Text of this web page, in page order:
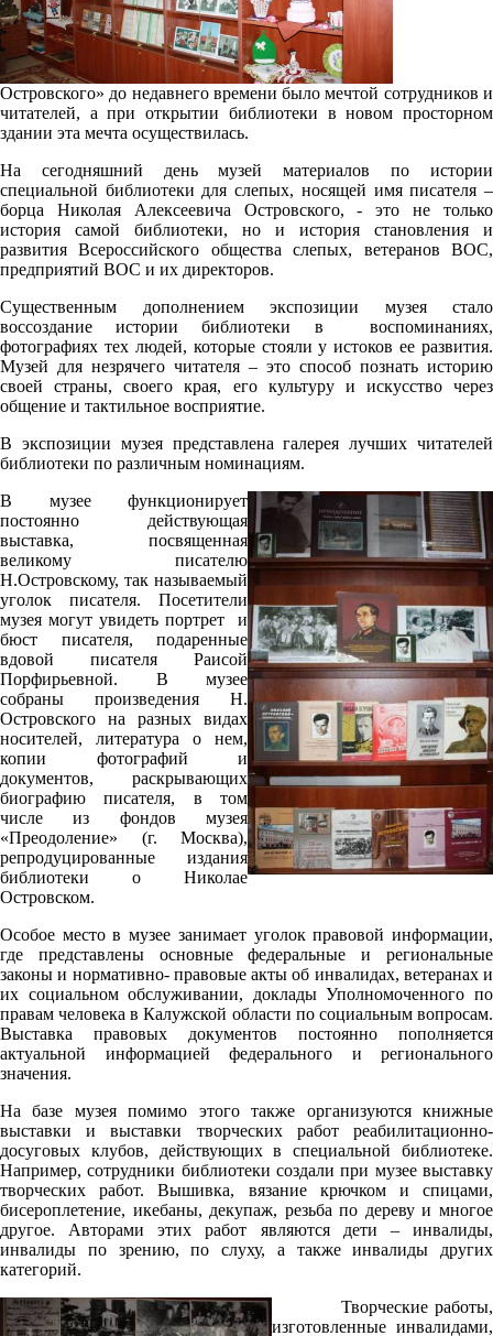
Островского» до недавнего времени было мечтой сотрудников и
читателей, а при открытии библиотеки в новом просторном
здании эта мечта осуществилась.
На сегодняшний день музей материалов по истории
специальной библиотеки для слепых, носящей имя писателя –
борца Николая Алексеевича Островского, - это не только
история самой библиотеки, но и история становления и
развития Всероссийского общества слепых, ветеранов ВОС,
предприятий ВОС и их директоров.
Существенным дополнением экспозиции музея стало
воссоздание истории библиотеки в воспоминаниях,
фотографиях тех людей, которые стояли у истоков ее развития.
Музей для незрячего читателя – это способ познать историю
своей страны, своего края, его культуру и искусство через
общение и тактильное восприятие.
В экспозиции музея представлена галерея лучших читателей
библиотеки по различным номинациям.
В музее функционирует
постоянно действующая
выставка, посвященная
великому писателю
Н.Островскому, так называемый
уголок писателя. Посетители
музея могут увидеть портрет и
бюст писателя, подаренные
вдовой писателя Раисой
Порфирьевной. В музее
собраны произведения Н.
Островского на разных видах
носителей, литература о нем,
копии фотографий и
документов, раскрывающих
биографию писателя, в том
числе из фондов музея
«Преодоление» (г. Москва),
репродуцированные издания
библиотеки о Николае
Островском.
Особое место в музее занимает уголок правовой информации,
где представлены основные федеральные и региональные
законы и нормативно- правовые акты об инвалидах, ветеранах и
их социальном обслуживании, доклады Уполномоченного по
правам человека в Калужской области по социальным вопросам.
Выставка правовых документов постоянно пополняется
актуальной информацией федерального и регионального
значения.
На базе музея помимо этого также организуются книжные
выставки и выставки творческих работ реабилитационно-
досуговых клубов, действующих в специальной библиотеке.
Например, сотрудники библиотеки создали при музее выставку
творческих работ. Вышивка, вязание крючком и спицами,
бисероплетение, икебаны, декупаж, резьба по дереву и многое
другое. Авторами этих работ являются дети – инвалиды,
инвалиды по зрению, по слуху, а также инвалиды других
категорий.
Творческие работы,
изготовленные инвалидами,